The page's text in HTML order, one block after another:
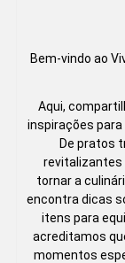
Bem-vindo ao
Aqui,
inspirações para
De pratos
revitalizantes
tornar a
encontra dicas
itens para
acreditamos
momentos